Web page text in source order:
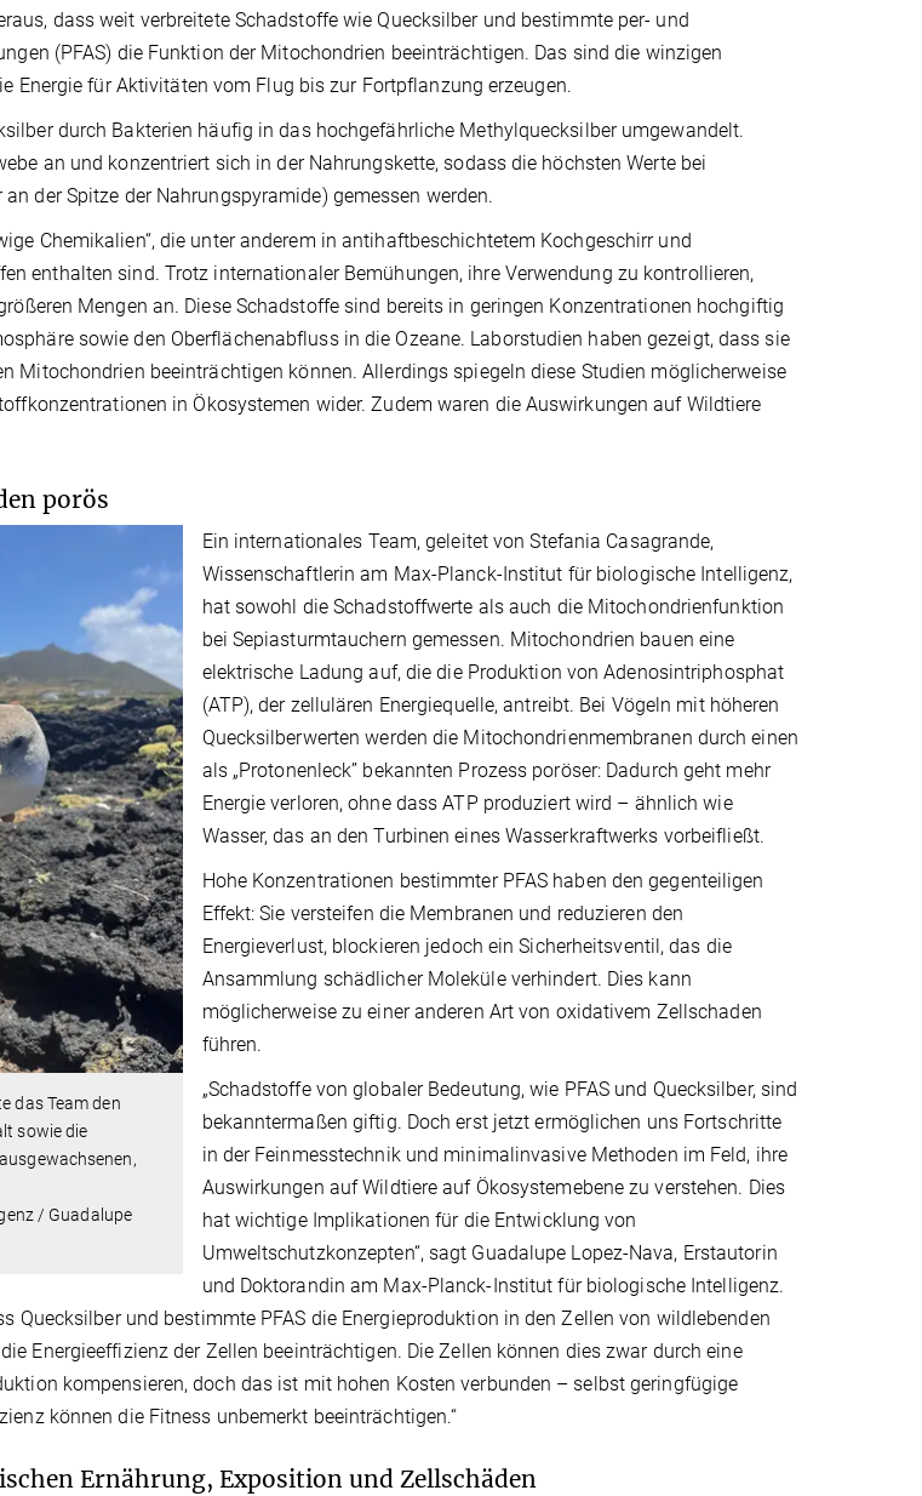
dass weit verbreitete Schadstoffe wie Quecksilber und bestimmte per- und
(PFAS) die Funktion der Mitochondrien beeinträchtigen. Das sind die winzigen
Energie für Aktivitäten vom Flug bis zur Fortpflanzung erzeugen.
durch Bakterien häufig in das hochgefährliche Methylquecksilber umgewandelt.
an und konzentriert sich in der Nahrungskette, sodass die höchsten Werte bei
der Spitze der Nahrungspyramide) gemessen werden.
Chemikalien“, die unter anderem in antihaftbeschichtetem Kochgeschirr und
enthalten sind. Trotz internationaler Bemühungen, ihre Verwendung zu kontrollieren,
Mengen an. Diese Schadstoffe sind bereits in geringen Konzentrationen hochgiftig
sowie den Oberflächenabfluss in die Ozeane. Laborstudien haben gezeigt, dass sie
Mitochondrien beeinträchtigen können. Allerdings spiegeln diese Studien möglicherweise
in Ökosystemen wider. Zudem waren die Auswirkungen auf Wildtiere
porös
das Team den
sowie die
/ Guadalupe
Ein internationales Team, geleitet von Stefania Casagrande,
Wissenschaftlerin am Max-Planck-Institut für biologische Intelligenz,
hat sowohl die Schadstoffwerte als auch die Mitochondrienfunktion
bei Sepiasturmtauchern gemessen. Mitochondrien bauen eine
elektrische Ladung auf, die die Produktion von Adenosintriphosphat
(ATP), der zellulären Energiequelle, antreibt. Bei Vögeln mit höheren
Quecksilberwerten werden die Mitochondrienmembranen durch einen
als „Protonenleck” bekannten Prozess poröser: Dadurch geht mehr
Energie verloren, ohne dass ATP produziert wird – ähnlich wie
Wasser, das an den Turbinen eines Wasserkraftwerks vorbeifließt.
Hohe Konzentrationen bestimmter PFAS haben den gegenteiligen
Effekt: Sie versteifen die Membranen und reduzieren den
Energieverlust, blockieren jedoch ein Sicherheitsventil, das die
Ansammlung schädlicher Moleküle verhindert. Dies kann
möglicherweise zu einer anderen Art von oxidativem Zellschaden
führen.
„Schadstoffe von globaler Bedeutung, wie PFAS und Quecksilber, sind
bekanntermaßen giftig. Doch erst jetzt ermöglichen uns Fortschritte
in der Feinmesstechnik und minimalinvasive Methoden im Feld, ihre
Auswirkungen auf Wildtiere auf Ökosystemebene zu verstehen. Dies
hat wichtige Implikationen für die Entwicklung von
Umweltschutzkonzepten“, sagt Guadalupe Lopez-Nava, Erstautorin
und Doktorandin am Max-Planck-Institut für biologische Intelligenz.
Quecksilber und bestimmte PFAS die Energieproduktion in den Zellen von wildlebenden
Energieeffizienz der Zellen beeinträchtigen. Die Zellen können dies zwar durch eine
kompensieren, doch das ist mit hohen Kosten verbunden – selbst geringfügige
können die Fitness unbemerkt beeinträchtigen.“
Ernährung, Exposition und Zellschäden